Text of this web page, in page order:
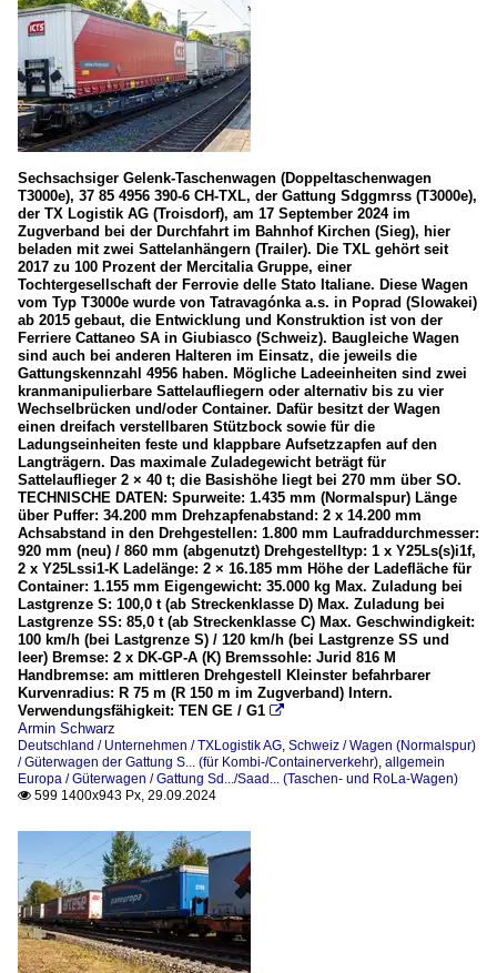
Sechsachsiger Gelenk-Taschenwagen (Doppeltaschenwagen
T3000e), 37 85 4956 390-6 CH-TXL, der Gattung Sdggmrss (T3000e),
der TX Logistik AG (Troisdorf), am 17 September 2024 im
Zugverband bei der Durchfahrt im Bahnhof Kirchen (Sieg), hier
beladen mit zwei Sattelanhängern (Trailer). Die TXL gehört seit
2017 zu 100 Prozent der Mercitalia Gruppe, einer
Tochtergesellschaft der Ferrovie delle Stato Italiane. Diese Wagen
vom Typ T3000e wurde von Tatravagónka a.s. in Poprad (Slowakei)
ab 2015 gebaut, die Entwicklung und Konstruktion ist von der
Ferriere Cattaneo SA in Giubiasco (Schweiz). Baugleiche Wagen
sind auch bei anderen Halteren im Einsatz, die jeweils die
Gattungskennzahl 4956 haben. Mögliche Ladeeinheiten sind zwei
kranmanipulierbare Sattelaufliegern oder alternativ bis zu vier
Wechselbrücken und/oder Container. Dafür besitzt der Wagen
einen dreifach verstellbaren Stützbock sowie für die
Ladungseinheiten feste und klappbare Aufsetzzapfen auf den
Langträgern. Das maximale Zuladegewicht beträgt für
Sattelauflieger 2 × 40 t; die Basishöhe liegt bei 270 mm über SO.
TECHNISCHE DATEN: Spurweite: 1.435 mm (Normalspur) Länge
über Puffer: 34.200 mm Drehzapfenabstand: 2 x 14.200 mm
Achsabstand in den Drehgestellen: 1.800 mm Laufraddurchmesser:
920 mm (neu) / 860 mm (abgenutzt) Drehgestelltyp: 1 x Y25Ls(s)i1f,
2 x Y25Lssi1-K Ladelänge: 2 × 16.185 mm Höhe der Ladefläche für
Container: 1.155 mm Eigengewicht: 35.000 kg Max. Zuladung bei
Lastgrenze S: 100,0 t (ab Streckenklasse D) Max. Zuladung bei
Lastgrenze SS: 85,0 t (ab Streckenklasse C) Max. Geschwindigkeit:
100 km/h (bei Lastgrenze S) / 120 km/h (bei Lastgrenze SS und
leer) Bremse: 2 x DK-GP-A (K) Bremssohle: Jurid 816 M
Handbremse: am mittleren Drehgestell Kleinster befahrbarer
Kurvenradius: R 75 m (R 150 m im Zugverband) Intern.
Verwendungsfähigkeit: TEN GE / G1 
Armin Schwarz
Deutschland / Unternehmen / TXLogistik AG, Schweiz / Wagen (Normalspur)
/ Güterwagen der Gattung S... (für Kombi-/Containerverkehr), allgemein
Europa / Güterwagen / Gattung Sd.../Saad... (Taschen- und RoLa-Wagen)
 599 1400x943 Px, 29.09.2024